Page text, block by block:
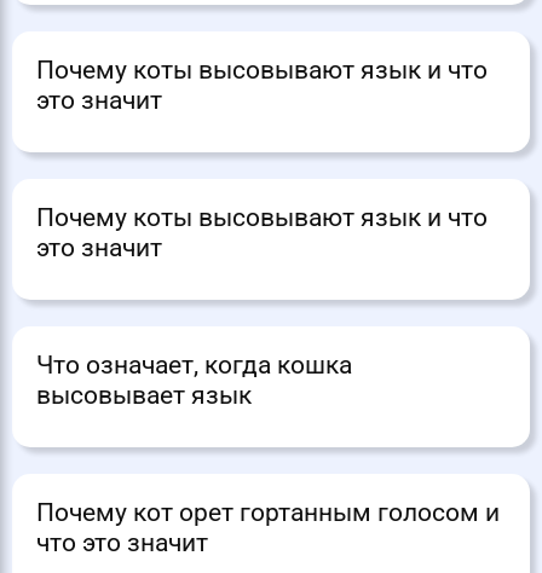
Почему коты высовывают язык и что
это значит
Почему коты высовывают язык и что
это значит
Что означает, когда кошка
высовывает язык
Почему кот орет гортанным голосом и
что это значит